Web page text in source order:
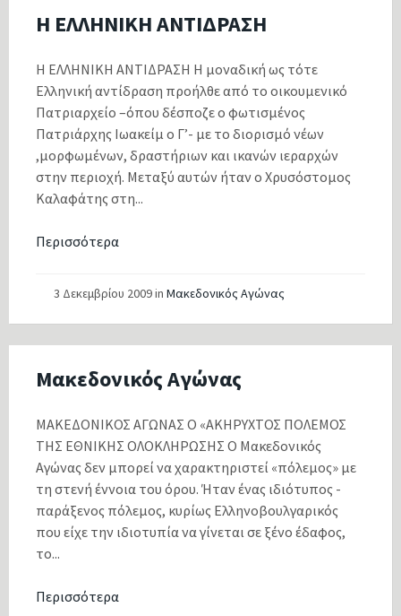
Η ΕΛΛΗΝΙΚΗ ΑΝΤΙΔΡΑΣΗ
Η ΕΛΛΗΝΙΚΗ ΑΝΤΙΔΡΑΣΗ Η μοναδική ως τότε
Ελληνική αντίδραση προήλθε από το οικουμενικό
Πατριαρχείο –όπου δέσποζε ο φωτισμένος
Πατριάρχης Ιωακείμ ο Γ’- με το διορισμό νέων
,μορφωμένων, δραστήριων και ικανών ιεραρχών
στην περιοχή. Μεταξύ αυτών ήταν ο Χρυσόστομος
Καλαφάτης στη...
Περισσότερα
3 Δεκεμβρίου 2009in Μακεδονικός Αγώνας
Μακεδονικός Αγώνας
ΜΑΚΕΔΟΝΙΚΟΣ ΑΓΩΝΑΣ Ο «ΑΚΗΡΥΧΤΟΣ ΠΟΛΕΜΟΣ
ΤΗΣ ΕΘΝΙΚΗΣ ΟΛΟΚΛΗΡΩΣΗΣ Ο Μακεδονικός
Αγώνας δεν μπορεί να χαρακτηριστεί «πόλεμος» με
τη στενή έννοια του όρου. Ήταν ένας ιδιότυπος -
παράξενος πόλεμος, κυρίως Ελληνοβουλγαρικός
που είχε την ιδιοτυπία να γίνεται σε ξένο έδαφος,
το...
Περισσότερα